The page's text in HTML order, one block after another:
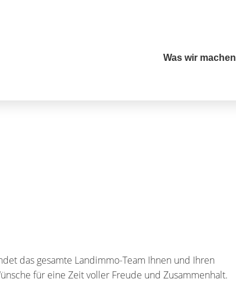
Was wir machen
das gesamte Landimmo-Team Ihnen und Ihren
für eine Zeit voller Freude und Zusammenhalt.